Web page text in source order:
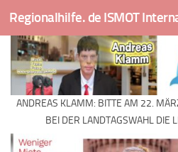
Skip to content
ANDREAS KLAMM: BITTE AM 22.
BEI DER LANDTAGSWAHL DIE